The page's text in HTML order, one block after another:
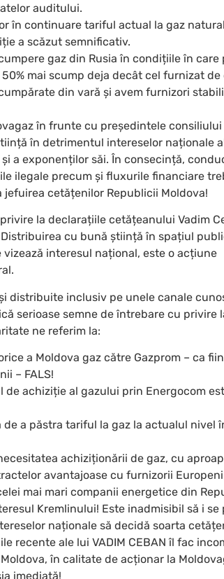
auditului.
în continuare tariful actual la gaz
a scăzut semnificativ.
gaz din Rusia în condițiile în care
mai scump deja decât cel furnizat
din vară și avem furnizori
în frunte cu președintele consiliului
în detrimentul intereselor naționale
a exponenților săi. În consecință,
ilegale precum și fluxurile financiare
cetățenilor Republicii Moldova!
la declarațiile cetățeanului Vadim
cu bună știință în spațiul
interesul național, este o acțiune
distribuite inclusiv pe unele canale
serioase semne de întrebare cu privire
ne referim la:
a Moldova gaz către Gazprom – ca
– FALS!
achiziție al gazului prin Energocom
a păstra tariful la gaz la actualul nivel
achiziționării de gaz, cu
avantajoase cu furnizorii Europeni
mai mari companii energetice din
Kremlinului! Este inadmisibil să i se
naționale să decidă soarta
recente ale lui VADIM CEBAN îl fac
în calitate de acționar la
imediată!